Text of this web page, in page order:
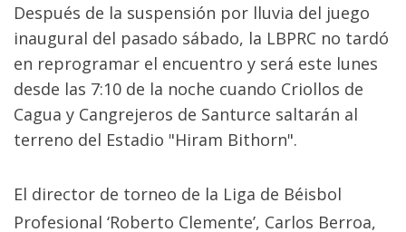
Después de la suspensión por lluvia del juego
inaugural del pasado sábado, la LBPRC no tardó
en reprogramar el encuentro y será este lunes
desde las 7:10 de la noche cuando Criollos de
Cagua y Cangrejeros de Santurce saltarán al
terreno del Estadio "Hiram Bithorn".
El director de torneo de la Liga de Béisbol
Profesional ‘Roberto Clemente’, Carlos Berroa,